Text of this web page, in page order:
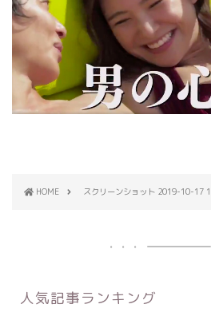
HOME スクリーンショット 2019-10-17
人気記事ランキング